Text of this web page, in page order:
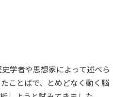
学者や思想家によって述べら
ことばで、とめどなく動く脳